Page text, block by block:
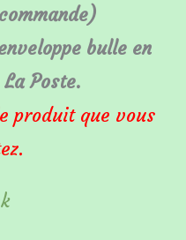
bulle en
Poste.
produit que vous